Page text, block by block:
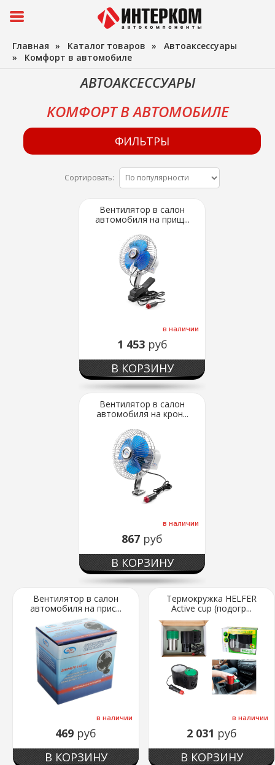
Главная » Каталог товаров » Автоаксессуары
» Комфорт в автомобиле
АВТОАКСЕССУАРЫ
КОМФОРТ В АВТОМОБИЛЕ
ФИЛЬТРЫ
Сортировать:
Вентилятор в салон
автомобиля на прищ...
в наличии
1 453 руб
В КОРЗИНУ
Вентилятор в салон
автомобиля на крон...
в наличии
867 руб
В КОРЗИНУ
Вентилятор в салон
автомобиля на прис...
в наличии
469 руб
В КОРЗИНУ
Термокружка HELFER
Active cup (подогр...
в наличии
2 031 руб
В КОРЗИНУ